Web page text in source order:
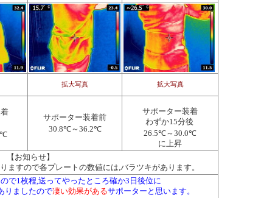
拡大写真 拡大写真
サポーター装着前
30.8℃～36.2℃
サポーター装着
わずか15分後
26.5℃～30.0℃
に上昇
【お知らせ】
ますので各プレートの数値には,バラツキがあります。
で1枚程,送ってやったところ確か3日後位に
りましたので凄い効果があるサポーターと思います。